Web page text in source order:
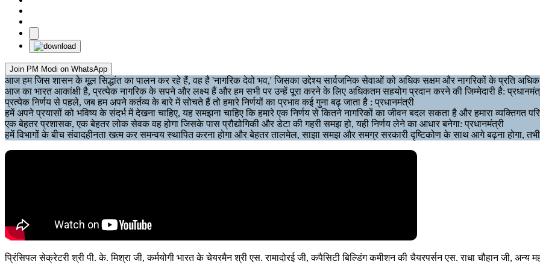
Join PM Modi on WhatsApp
आज हम जिस शासन के मूल सिद्धांत का पालन कर रहे हैं, वह है 'नागरिक देवो भव,' जिसका उद्देश्य सार्वजनिक सेवाओं को अधिक सक्षम और नागरिकों के प्रति अधिक
आज का भारत आकांक्षी है, प्रत्येक नागरिक के सपने और लक्ष्य हैं और हम सभी पर उन्हें पूरा करने के लिए अधिकतम सहयोग प्रदान करने की जिम्मेदारी है:
प्रत्येक निर्णय से पहले, जब हम अपने कर्तव्य के बारे में सोचते हैं तो हमारे निर्णयों का प्रभाव कई गुना बढ़ जाता है : प्रधानमंत्री
हमें अपने प्रयासों को भविष्य के संदर्भ में देखना चाहिए, यह समझना चाहिए कि हमारे एक निर्णय से कितने नागरिकों का जीवन बदल सकता है और हमारा व्यक्तिगत
एक बेहतर प्रशासक, एक बेहतर लोक सेवक वह होगा जिसके पास प्रौद्योगिकी और डेटा की गहरी समझ हो, यही निर्णय लेने का आधार बनेगा: प्रधानमंत्री
हमें विभागों के बीच संवादहीनता खत्म कर समन्वय स्थापित करना होगा और बेहतर तालमेल, साझा समझ और समग्र सरकारी दृष्टिकोण के साथ आगे बढ़ना होगा,
प्रिंसिपल सेक्रेटरी श्री पी. के. मिश्रा जी, कर्मयोगी भारत के चेयरमैन श्री एस. रामादोरई जी, कपैसिटी बिल्डिंग कमीशन की चैयरपर्सन एस. राधा चौहान जी, अन्य